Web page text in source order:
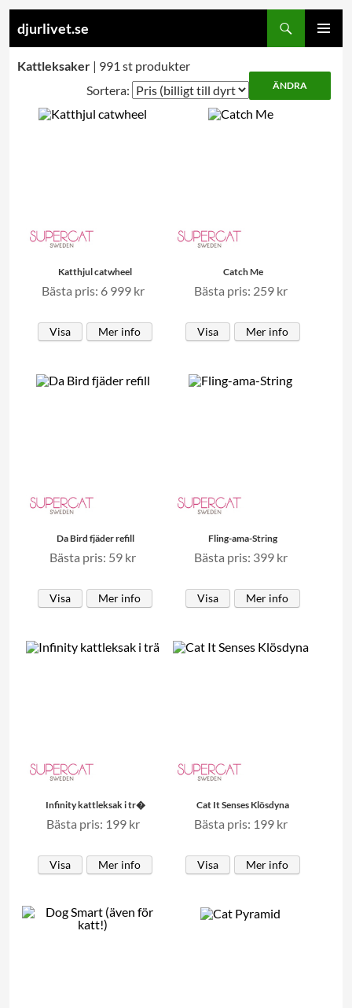
djurlivet.se
CONTENT
Kattleksaker | 991 st produkter
Sortera:
Katthjul catwheel
Bästa pris: 6 999 kr
Visa Mer info
Catch Me
Bästa pris: 259 kr
Visa Mer info
Da Bird fjäder refill
Bästa pris: 59 kr
Visa Mer info
Fling-ama-String
Bästa pris: 399 kr
Visa Mer info
Infinity kattleksak i tr�
Bästa pris: 199 kr
Visa Mer info
Cat It Senses Klösdyna
Bästa pris: 199 kr
Visa Mer info